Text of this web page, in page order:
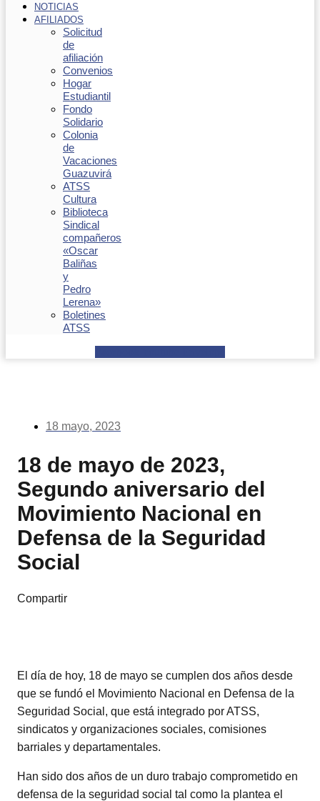
NOTICIAS
AFILIADOS
Solicitud
de
afiliación
Convenios
Hogar
Estudiantil
Fondo
Solidario
Colonia
de
Vacaciones
Guazuvirá
ATSS
Cultura
Biblioteca
Sindical
compañeros
«Oscar
Baliñas
y
Pedro
Lerena»
Boletines
ATSS
18 mayo, 2023
18 de mayo de 2023,
Segundo aniversario del
Movimiento Nacional en
Defensa de la Seguridad
Social
Compartir
El día de hoy, 18 de mayo se cumplen dos años desde
que se fundó el Movimiento Nacional en Defensa de la
Seguridad Social, que está integrado por ATSS,
sindicatos y organizaciones sociales, comisiones
barriales y departamentales.
Han sido dos años de un duro trabajo comprometido en
defensa de la seguridad social tal como la plantea el